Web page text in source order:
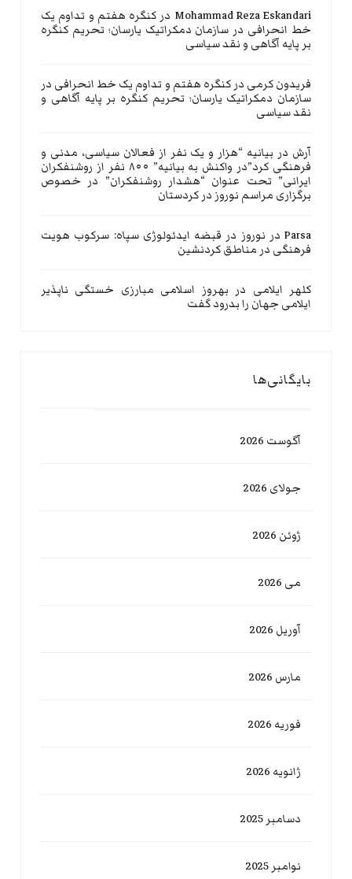
Mohammad Reza Eskandari در کنگره هفتم و تداوم یک
خط انحرافی در سازمان دمکراتیک یارسان؛ تحریم کنگره
بر پایه آگاهی و نقد سیاسی
فریدون کرمی درکنگره هفتم و تداوم یک خط انحرافی در
سازمان دمکراتیک یارسان؛ تحریم کنگره بر پایه آگاهی و
نقد سیاسی
آرش در بیانیه “هزار و یک نفر از فعالان سیاسی، مدنی و
فرهنگی کرد”در واکنش به بیانیه” ۸۰۰ نفر از روشنفکران
ایرانی” تحت عنوان “هشدار روشنفکران” در خصوص
برگزاری مراسم نوروز در کردستان
Parsa در نوروز در قبضه ایدئولوژی سپاه: سرکوب هویت
فرهنگی در مناطق کردنشین
کلهر ایلامی در بهروز اسلامی مبارزی خستگی ناپذیر
ایلامی جهان را بدرود گفت
بایگانی‌ها
آگوست 2026
جولای 2026
ژوئن 2026
می 2026
آوریل 2026
مارس 2026
فوریه 2026
ژانویه 2026
دسامبر 2025
نوامبر 2025